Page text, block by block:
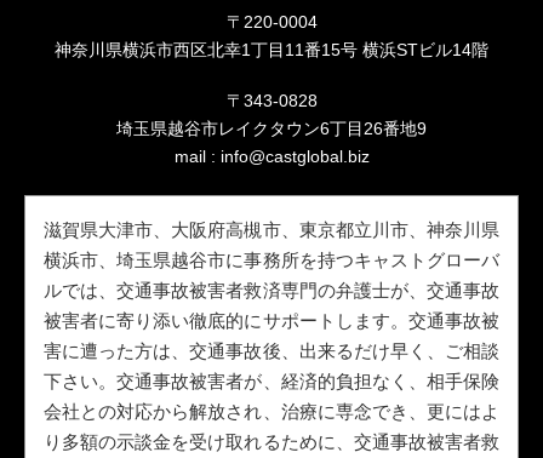
〒220-0004
神奈川県横浜市西区北幸1丁目11番15号 横浜STビル14階
〒343-0828
埼玉県越谷市レイクタウン6丁目26番地9
mail : info@castglobal.biz
滋賀県大津市、大阪府高槻市、東京都立川市、神奈川県
横浜市、埼玉県越谷市に事務所を持つキャストグローバ
ルでは、交通事故被害者救済専門の弁護士が、交通事故
被害者に寄り添い徹底的にサポートします。交通事故被
害に遭った方は、交通事故後、出来るだけ早く、ご相談
下さい。交通事故被害者が、経済的負担なく、相手保険
会社との対応から解放され、治療に専念でき、更にはよ
り多額の示談金を受け取れるために、交通事故被害者救